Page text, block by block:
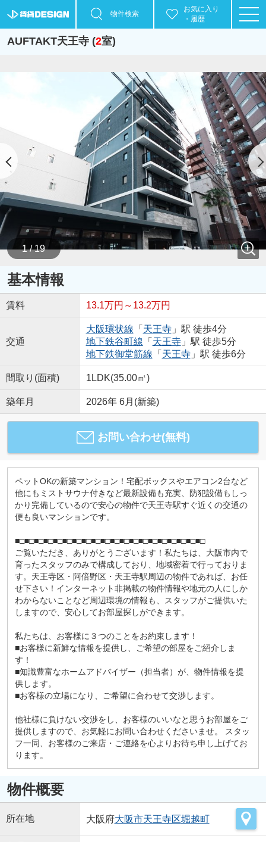
物件検索
お気に入り
・履歴
AUFTAKT天王寺 (2室)
1 / 19
基本情報
賃料 13.1万円～13.2万円
交通
大阪環状線 「 天王寺」駅 徒歩4分
地下鉄谷町線 「 天王寺」駅 徒歩5分
地下鉄御堂筋線 「 天王寺」駅 徒歩6分
間取り(面積) 1LDK(35.00㎡)
築年月 2026年 6月(新築)
お問い合わせ(無料)
ペットOKの新築マンション！宅配ボックスやエアコン2台など
他にもミストサウナ付きなど最新設備も充実、防犯設備もしっ
かり完備しているので安心の物件で天王寺駅すぐ近くの交通の
便も良いマンションです。
■□■□■□■□■□■□■□■□■□■□■□■□■□■□■□■□■□■□■□■□
ご覧いただき、ありがとうございます！私たちは、大阪市内で
育ったスタッフのみで構成しており、地域密着で行っておりま
す。天王寺区・阿倍野区・天王寺駅周辺の物件であれば、お任
せ下さい！インターネット非掲載の物件情報や地元の人にしか
わからないことなど周辺環境の情報も、スタッフがご提供いた
しますので、安心してお部屋探しができます。
私たちは、お客様に３つのことをお約束します！
■お客様に新鮮な情報を提供し、ご希望の部屋をご紹介しま
す！
■知識豊富なホームアドバイザー（担当者）が、物件情報を提
供します。
■お客様の立場になり、ご希望に合わせて交渉します。
他社様に負けない交渉をし、お客様のいいなと思うお部屋をご
提供しますので、お気軽にお問い合わせくださいませ。 スタッ
フ一同、お客様のご来店・ご連絡を心よりお待ち申し上げてお
ります。
物件概要
所在地 大阪府大阪市天王寺区堀越町